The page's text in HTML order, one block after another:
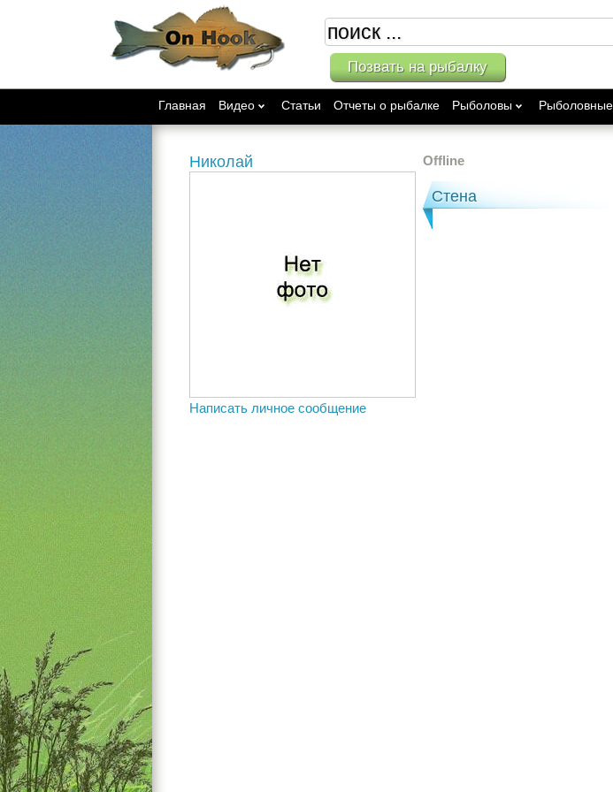
Позвать на рыбалку
Главная Видео Статьи Отчеты о рыбалке Рыболовы
Николай
Написать личное сообщение
Offline
Стена